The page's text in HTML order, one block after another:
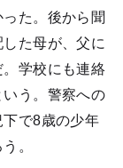
た。後から聞
た母が、父に
学校にも連絡
う。警察への
で8歳の少年
。